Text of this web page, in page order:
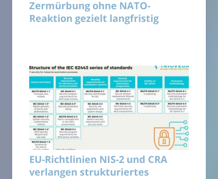
Zermürbung ohne NATO-
Reaktion gezielt langfristig
EU-Richtlinien NIS-2 und CRA
verlangen strukturiertes